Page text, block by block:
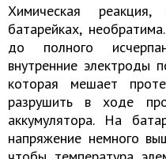
Химическая
батарейках,
до полного
внутренние электроды
которая мешает
разрушить в ходе
аккумулятора. На
напряжение немного